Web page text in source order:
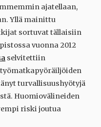
ajatellaan,
Yllä mainittu
sortuvat tällaisiin
vuonna 2012
selvitettiin
turvallisuushyötyjä
Huomiovälineiden
riski joutua